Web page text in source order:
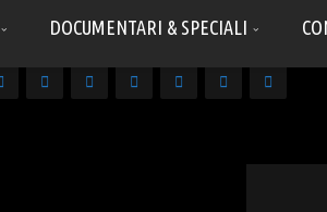
DOCUMENTARI & SPECIALI